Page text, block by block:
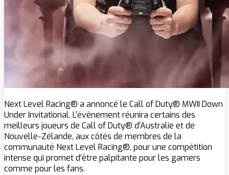
Next Level Racing® a annoncé le Call of Duty® MWII Down
Under Invitational. L’événement réunira certains des
meilleurs joueurs de Call of Duty® d’Australie et de
Nouvelle-Zélande, aux côtés de membres de la
communauté Next Level Racing®, pour une compétition
intense qui promet d’être palpitante pour les gamers
comme pour les fans.